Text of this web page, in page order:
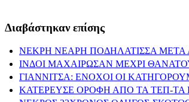
Διαβάστηκαν επίσης
ΝΕΚΡΗ ΝΕΑΡΗ ΠΟΔΗΛΑΤΙΣΣΑ
ΙΝΔΟΙ ΜΑΧΑΙΡΩΣΑΝ ΜΕΧΡΙ
ΓΙΑΝΝΙΤΣΑ: ΕΝΟΧΟΙ ΟΙ
ΚΑΤΕΡΕΥΣΕ ΟΡΟΦΗ ΑΠΟ ΤΑ ΤΕΠ-ΤΑ